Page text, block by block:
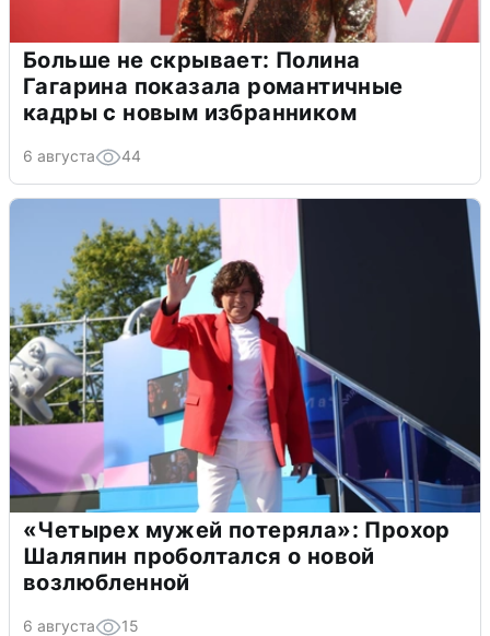
Больше не скрывает: Полина
Гагарина показала романтичные
кадры с новым избранником
6 августа 44
«Четырех мужей потеряла»: Прохор
Шаляпин проболтался о новой
возлюбленной
6 августа 15